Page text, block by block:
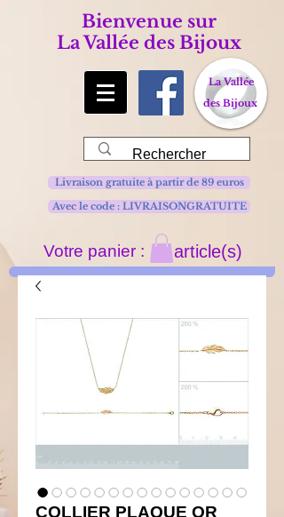
Bienvenue sur
La Vallée des Bijoux
La Vallée
des Bijoux
Avec le code : LIVRAISONGRATUITE
Livraison gratuite à partir de 89 euros
Votre panier : article(s)
COLLIER PLAQUE OR